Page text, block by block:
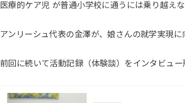
医療的ケア児 が普通小学校に通うには乗り越え
アンリーシュ代表の金澤が、娘さんの就学実現に
前回に続いて活動記録（体験談）をインタビュー